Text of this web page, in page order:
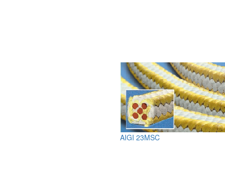
AIGI 23MSC